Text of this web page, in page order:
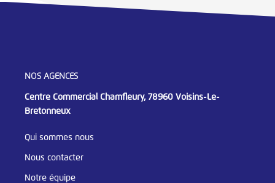
NOS AGENCES
Centre Commercial Chamfleury, 78960 Voisins-Le-
Bretonneux
Qui sommes nous
Nous contacter
Notre équipe